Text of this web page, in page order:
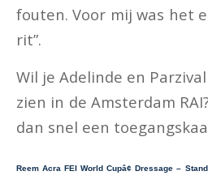
fouten. Voor mij was het
rit”.
Wil je Adelinde en
zien in de Amsterdam
dan snel een
Reem Acra FEI World Cupâ¢ Dressage –